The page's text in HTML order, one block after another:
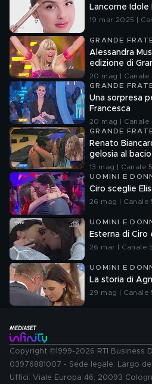
Lancome Idole
19 mar 2025 |
GRANDE
Alessandra
edizione di
20 mag | Canale
GRANDE
Una sorpresa
Francesca
20 mag | Canale
GRANDE
Renato
gelosia al bacio
13 mag | Canale 5
UOMINI E
Ciro sceglie
26 mag | Canale
UOMINI E
Esterna di Ciro
26 mar | Canale 5
UOMINI E
La storia di
29 mag | Canale
Copyright ©1999-2026 RTI Business
03976881007 - Sede legale: Largo
Uffici: Viale Europa 46, 20093